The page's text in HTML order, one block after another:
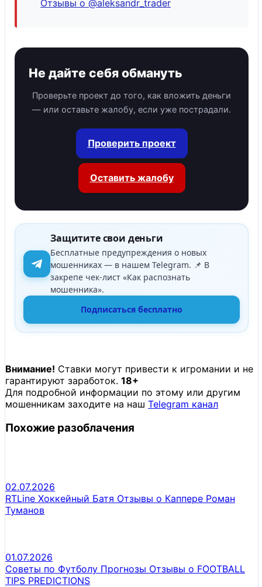
Отзывы о @aleksandr_trader
Не дайте себя обмануть
Проверьте проект до того, как вложить деньги
— или оставьте жалобу, если уже пострадали.
Проверить проект
Оставить жалобу
Защитите свои деньги
Бесплатные предупреждения о новых
мошенниках — в нашем Telegram. 📌 В
закрепе чек-лист «Как распознать
мошенника».
Подписаться бесплатно
Внимание! Ставки могут привести к игромании и не
гарантируют заработок. 18+
Для подробной информации по этому или другим
мошенникам заходите на наш Telegram канал
Похожие разоблачения
02.07.2026
RTLine Хоккейный Батя Отзывы о Каппере Роман
Туманов
01.07.2026
Советы по Футболу Прогнозы Отзывы о FOOTBALL
TIPS PREDICTIONS